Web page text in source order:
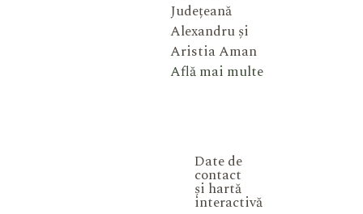
Județeană
Alexandru și
Aristia Aman
Află mai multe
Date de
contact
și hartă
interactivă